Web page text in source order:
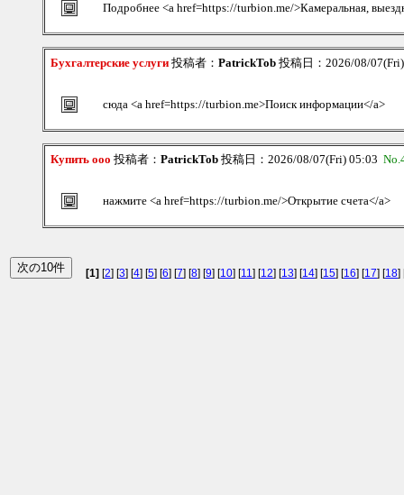
Подробнее <a href=https://turbion.me/>Камеральная,
Бухгалтерские услуги 投稿者： PatrickTob 投稿日：2026/08/
сюда <a href=https://turbion.me>Поиск информации</a>
Купить ооо 投稿者： PatrickTob 投稿日：2026/08/07(Fri) 05:03
нажмите <a href=https://turbion.me/>Открытие счета</a>
[1] [2] [3] [4] [5] [6] [7] [8] [9] [10] [11] [12] [13] [14] [15] [16] [17] [18]